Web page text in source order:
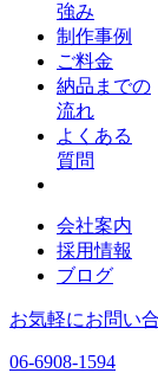
強み
制作事例
ご料金
納品までの
流れ
よくある
質問
会社案内
採用情報
ブログ
お気軽にお問い
06-6908-1594